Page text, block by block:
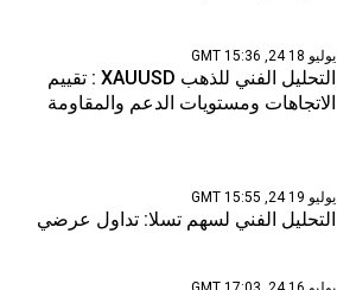
يوليو 18 24, 15:36 GMT
التحليل الفني للذهب XAUUSD : تقييم
الاتجاهات ومستويات الدعم والمقاومة
يوليو 19 24, 15:55 GMT
التحليل الفني لسهم تسلا: تداول عرضي